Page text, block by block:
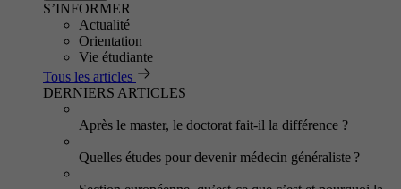
S’INFORMER
Actualité
Orientation
Vie étudiante
Tous les articles
DERNIERS ARTICLES
Après le master, le doctorat fait-il la différence ?
Quelles études pour devenir médecin généraliste ?